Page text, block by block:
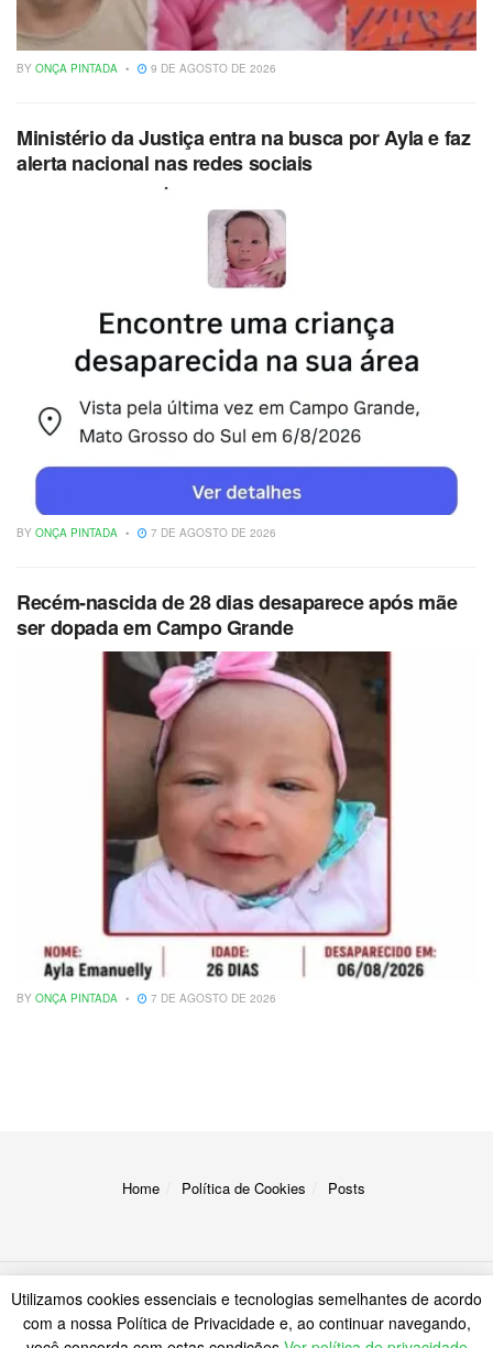
BY ONÇA PINTADA 9 DE AGOSTO DE 2026
Ministério da Justiça entra na busca por Ayla e faz
alerta nacional nas redes sociais
BY ONÇA PINTADA 7 DE AGOSTO DE 2026
Recém-nascida de 28 dias desaparece após mãe
ser dopada em Campo Grande
BY ONÇA PINTADA 7 DE AGOSTO DE 2026
Home Política de Cookies Posts
© 2023A Onça
Utilizamos cookies essenciais e tecnologias semelhantes de acordo
com a nossa Política de Privacidade e, ao continuar navegando,